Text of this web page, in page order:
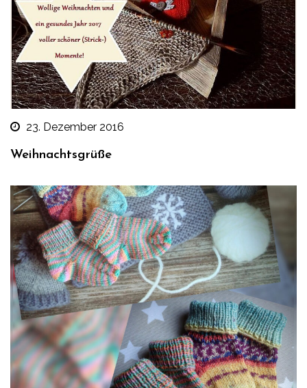
23. Dezember 2016
Weihnachtsgrüße